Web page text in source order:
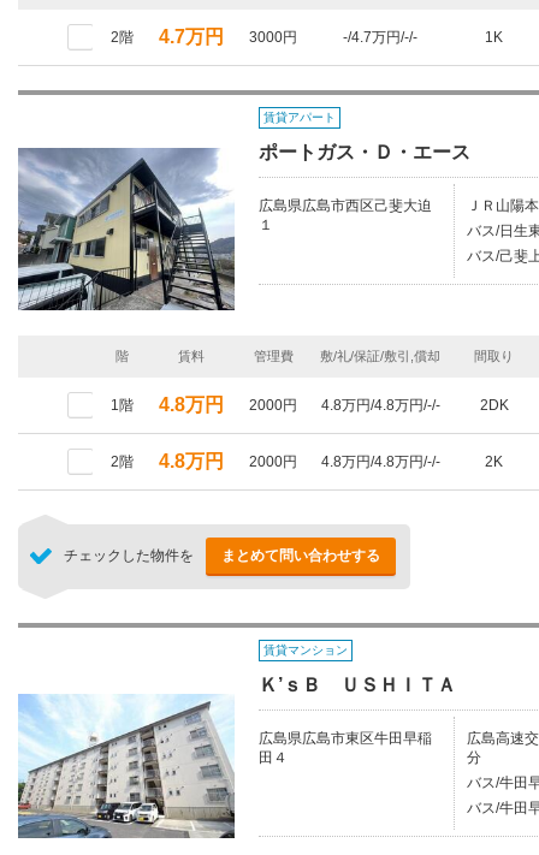
2階 4.7万円 3000円 -/4.7万円/-/- 1K
賃貸アパート
ポートガス・Ｄ・エース
広島県広島市西区己斐大迫
１
ＪＲ山陽
バス/日生
バス/己斐
階 賃料 管理費 敷/礼/保証/敷引,償却 間取り
1階 4.8万円 2000円 4.8万円/4.8万円/-/- 2DK
2階 4.8万円 2000円 4.8万円/4.8万円/-/- 2K
チェックした物件を まとめて問い合わせする
賃貸マンション
Ｋ’ｓＢ ＵＳＨＩＴＡ
広島県広島市東区牛田早稲
田４
広島高速
分
バス/牛田
バス/牛田